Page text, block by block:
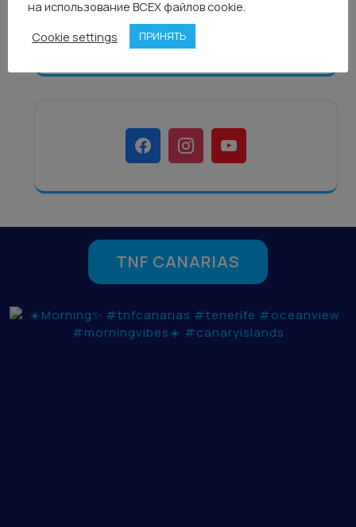
TNF CANARIAS
TNF CANARIAS
на использование ВСЕХ файлов cookie.
Cookie settings
ПРИНЯТЬ